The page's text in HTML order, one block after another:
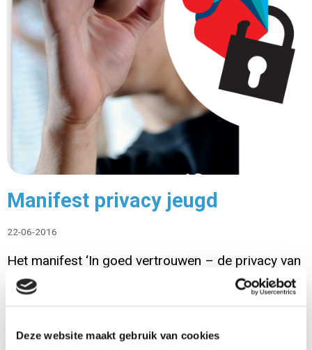
Deze website maakt gebruik van cookies
COMMUNITY
Manifest privacy jeugd
22-06-2016
Het manifest ‘In goed vertrouwen – de privacy van
de jeugd geborgd’ bevat de principe-afspraken
tussen ruim twintig branche- en
jeugdbescherming op het gebied van